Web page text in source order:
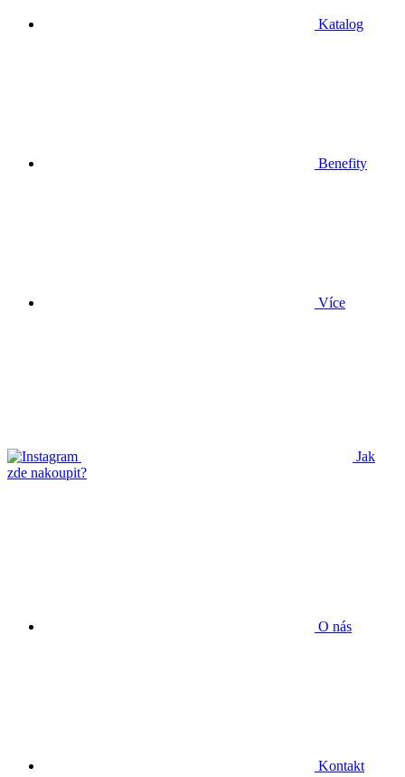
Katalog
Benefity
Více
Jak
zde nakoupit?
O nás
Kontakt